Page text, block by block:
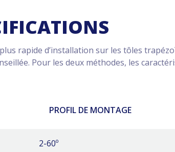
rapide d’installation sur les tôles
Pour les deux méthodes, les
PROFIL DE MONTAGE
2-60º